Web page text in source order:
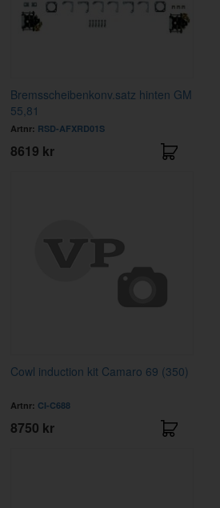
Bremsscheibenkonv.satz hinten GM
55,81
Artnr: RSD-AFXRD01S
8619 kr
Cowl induction kit Camaro 69 (350)
Artnr: CI-C688
8750 kr